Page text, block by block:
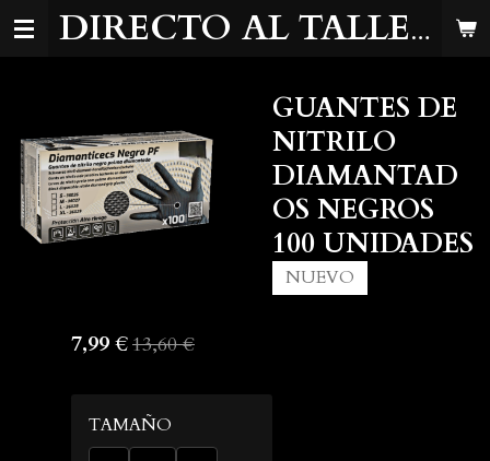
Ir
DIRECTO AL TALLER
GUANTES DE
NITRILO
DIAMANTAD
OS NEGROS
100 UNIDADES
NUEVO
7,99 €13,60 €
TAMAÑO